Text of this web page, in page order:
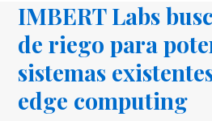
IMBERT Labs
de riego para
sistemas
edge computing